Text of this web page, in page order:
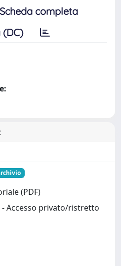
Scheda completa
(PDF)
- Accesso privato/ristretto